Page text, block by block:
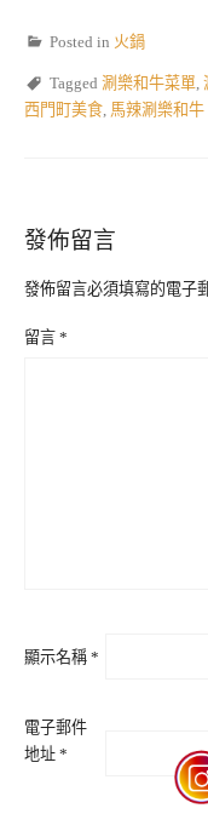
Posted in 火鍋
Tagged 涮樂和牛菜單
西門町美食 馬辣涮樂和牛
發佈留言
發佈留言必須填寫的電子
留言 *
顯示名稱 *
電子郵件
地址 *